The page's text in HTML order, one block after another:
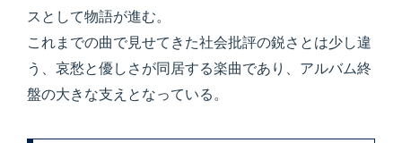
スとして物語が進む。
これまでの曲で見せてきた社会批評の鋭さとは少し違
う、哀愁と優しさが同居する楽曲であり、アルバム終
盤の大きな支えとなっている。